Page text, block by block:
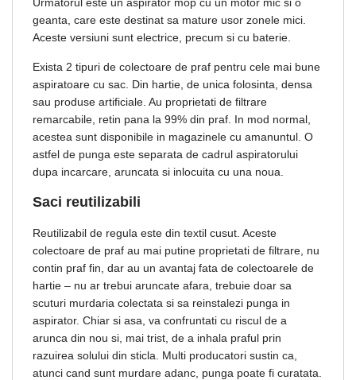
geanta, care este destinat sa mature usor zonele mici.
Aceste versiuni sunt electrice, precum si cu baterie.
Exista 2 tipuri de colectoare de praf pentru cele mai bune
aspiratoare cu sac. Din hartie, de unica folosinta, densa
sau produse artificiale. Au proprietati de filtrare
remarcabile, retin pana la 99% din praf. In mod normal,
acestea sunt disponibile in magazinele cu amanuntul. O
astfel de punga este separata de cadrul aspiratorului
dupa incarcare, aruncata si inlocuita cu una noua.
Saci reutilizabili
Reutilizabil de regula este din textil cusut. Aceste
colectoare de praf au mai putine proprietati de filtrare, nu
contin praf fin, dar au un avantaj fata de colectoarele de
hartie – nu ar trebui aruncate afara, trebuie doar sa
scuturi murdaria colectata si sa reinstalezi punga in
aspirator. Chiar si asa, va confruntati cu riscul de a
arunca din nou si, mai trist, de a inhala praful prin
razuirea solului din sticla. Multi producatori sustin ca,
atunci cand sunt murdare adanc, punga poate fi curatata.